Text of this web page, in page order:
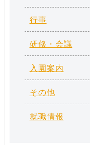
行事
研修・会議
入園案内
その他
就職情報